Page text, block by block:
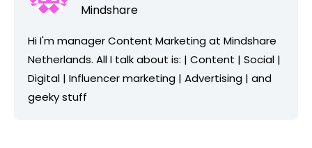
Mindshare
Hi I'm manager Content Marketing at Mindshare
Netherlands. All I talk about is: | Content | Social |
Digital | Influencer marketing | Advertising | and
geeky stuff